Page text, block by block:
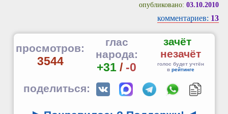
опубликовано: 03.10.2010
комментариев: 13
просмотров:
3544
глас
народа:
+31 / -0
зачёт
незачёт
голос будет учтён
в рейтинге
поделиться: